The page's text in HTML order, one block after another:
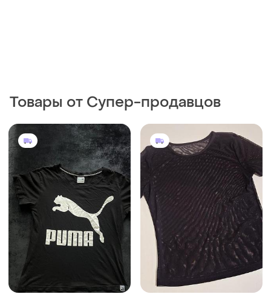
Товары от Супер-продавцов